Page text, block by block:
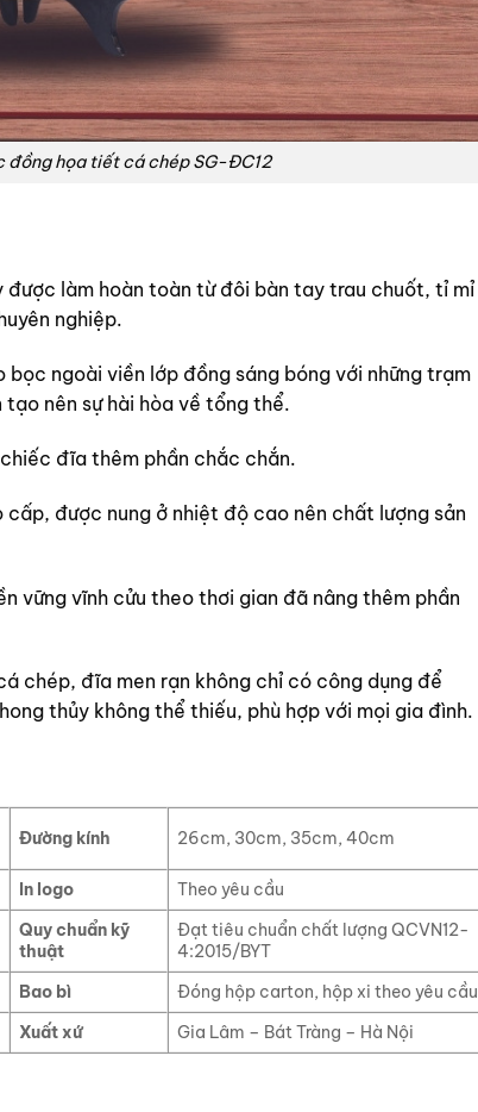
đồng họa tiết cá chép SG-ĐC12
được làm hoàn toàn từ đôi bàn tay trau chuốt, tỉ mỉ
nghiệp.
ngoài viền lớp đồng sáng bóng với những trạm
nên sự hài hòa về tổng thể.
đĩa thêm phần chắc chắn.
được nung ở nhiệt độ cao nên chất lượng sản
vững vĩnh cửu theo thơi gian đã nâng thêm phần
chép, đĩa men rạn không chỉ có công dụng để
thủy không thể thiếu, phù hợp với mọi gia đình.
Đường kính 26cm, 30cm, 35cm, 40cm
In logo Theo yêu cầu
Quy chuẩn kỹ
thuật
Đạt tiêu chuẩn chất lượng QCVN12-
4:2015/BYT
Bao bì
Đóng hộp carton, hộp xi theo yêu cầu
Xuất xứ Gia Lâm – Bát Tràng – Hà Nội